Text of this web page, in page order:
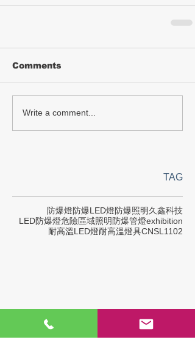
Comments
Write a comment...
TAG
防爆燈防爆LED燈防爆照明久鑫科技
LED防爆燈危險區域照明防爆管燈exhibition
耐高溫LED燈耐高溫燈具CNSL1102